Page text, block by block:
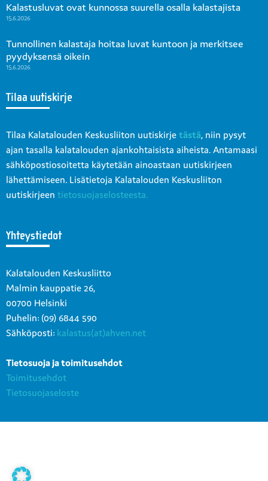
Kalastusluvat ovat kunnossa suurella osalla kalastajista
15.6.2026
Tunnollinen kalastaja hoitaa luvat kuntoon ja merkitsee
pyydyksensä oikein
15.6.2026
Tilaa uutiskirje
Tilaa Kalatalouden Keskusliiton uutiskirje tästä, niin pysyt
ajan tasalla kalatalouden ajankohtaisista aiheista. Antamaasi
sähköpostiosoitetta käytetään ainoastaan uutiskirjeen
lähettämiseen. Lisätietoja Kalatalouden Keskusliiton
uutiskirjeen tietosuojaselosteesta.
Yhteystiedot
Kalatalouden Keskusliitto
Malmin kauppatie 26,
00700 Helsinki
Puhelin: (09) 6844 590
Sähköposti: kalastus(at)ahven.net
Tietosuoja ja toimitusehdot
Toimitusehdot
Tietosuojaseloste